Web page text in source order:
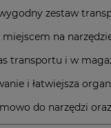
zestaw
na
transportu i w
i łatwiejsza
do narzędzi